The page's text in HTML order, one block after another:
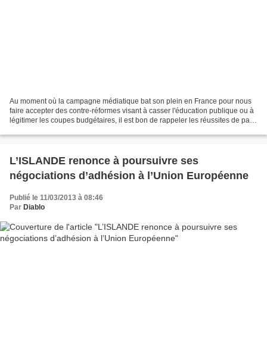
Au moment où la campagne médiatique bat son plein en France pour nous
faire accepter des contre-réformes visant à casser l'éducation publique ou à
légitimer les coupes budgétaires, il est bon de rappeler les réussites de pays
L’ISLANDE renonce à poursuivre ses
négociations d’adhésion à l’Union Européenne
Publié le 11/03/2013 à 08:46
Par Diablo